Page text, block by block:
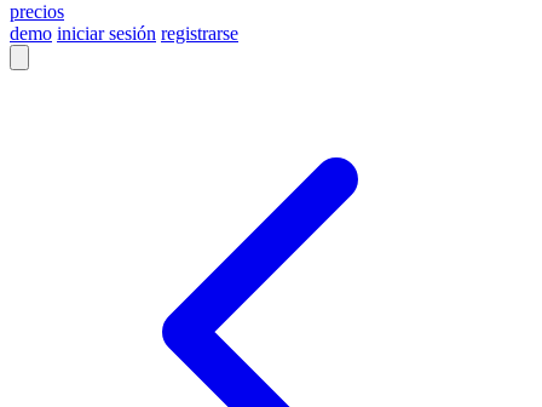
precios
demo iniciar sesión registrarse